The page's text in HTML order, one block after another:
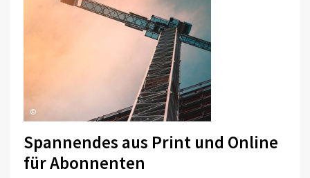
©
Spannendes aus Print und Online
für Abonnenten